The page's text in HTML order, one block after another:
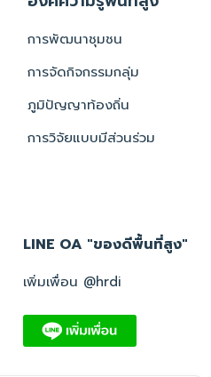
การพัฒนาชุมชน
การจัดกิจกรรมกลุ่ม
ภูมิปัญญาท้องถิ่น
การวิจัยแบบมีส่วนร่วม
LINE OA "ของดีพื้นที่สูง"
เพิ่มเพื่อน @hrdi